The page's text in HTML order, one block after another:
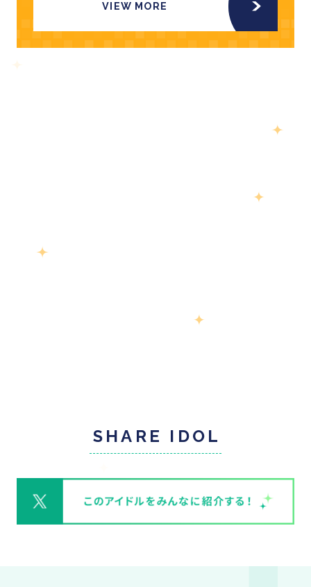
VIEW MORE
SHARE IDOL